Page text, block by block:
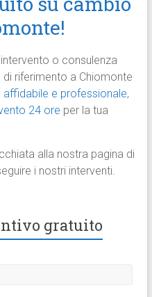
o consulenza
riferimento a Chiomonte
e professionale,
24 ore per la tua
alla nostra pagina di
i nostri interventi.
gratuito